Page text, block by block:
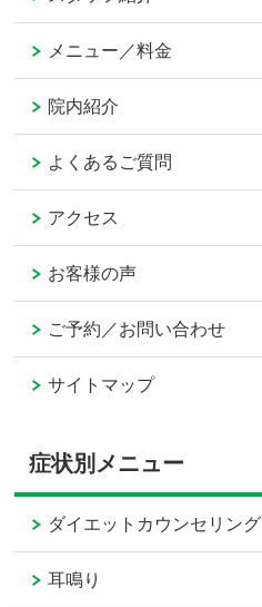
メニュー／料金
院内紹介
よくあるご質問
アクセス
お客様の声
ご予約／お問い合わせ
サイトマップ
症状別メニュー
ダイエットカウンセリング
耳鳴り